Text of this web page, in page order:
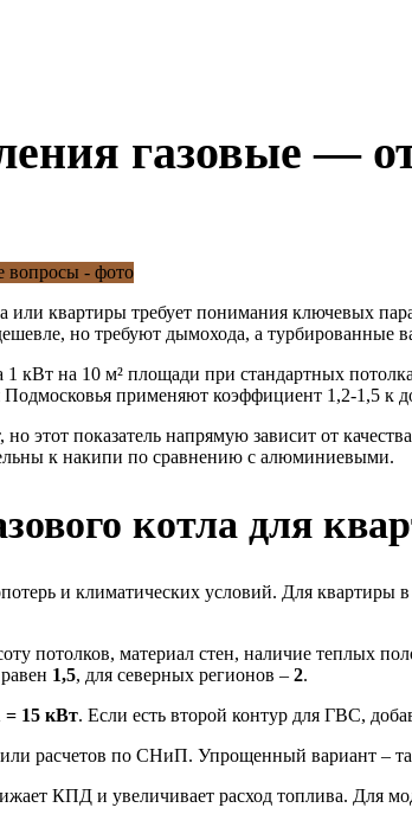
газовые —
или квартиры требует понимания ключевых
но требуют дымохода, а турбированные
1 кВт на 10 м² площади при стандартных
применяют коэффициент 1,2-1,5 к
этот показатель напрямую зависит от
к накипи по сравнению с алюминиевыми.
котла для
и климатических условий. Для квартиры
потолков, материал стен, наличие теплых
1,5, для северных регионов – 2.
= 15 кВт. Если есть второй контур для ГВС,
расчетов по СНиП. Упрощенный вариант –
КПД и увеличивает расход топлива. Для